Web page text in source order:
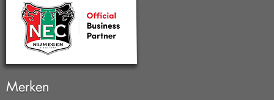
Merken